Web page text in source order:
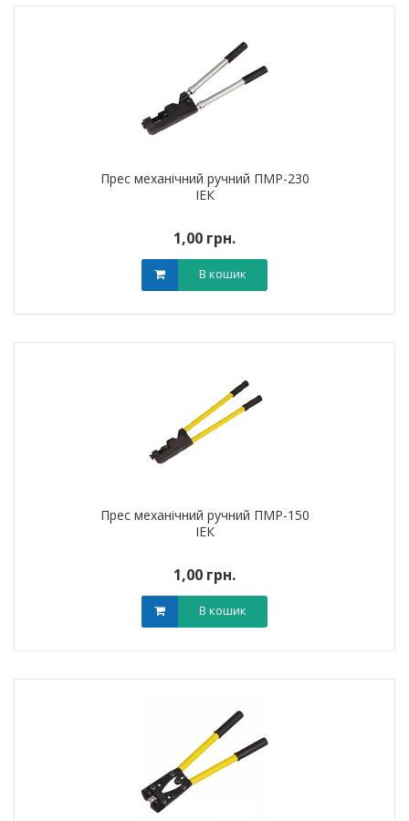
Прес механічний ручний ПМР-230
ІЕК
1,00 грн.
В кошик
Прес механічний ручний ПМР-150
ІЕК
1,00 грн.
В кошик